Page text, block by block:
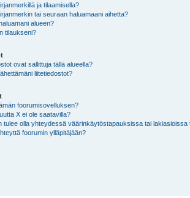
ja tilaamisella?
tai seuraan haluamaani aihetta?
alueen?
tilaukseni?
ovat sallittuja tällä alueella?
liitetiedostot?
foorumisovelluksen?
X ei ole saatavilla?
tulee olla yhteydessä väärinkäytöstapauksissa tai lakiasioissa
foorumin ylläpitäjään?